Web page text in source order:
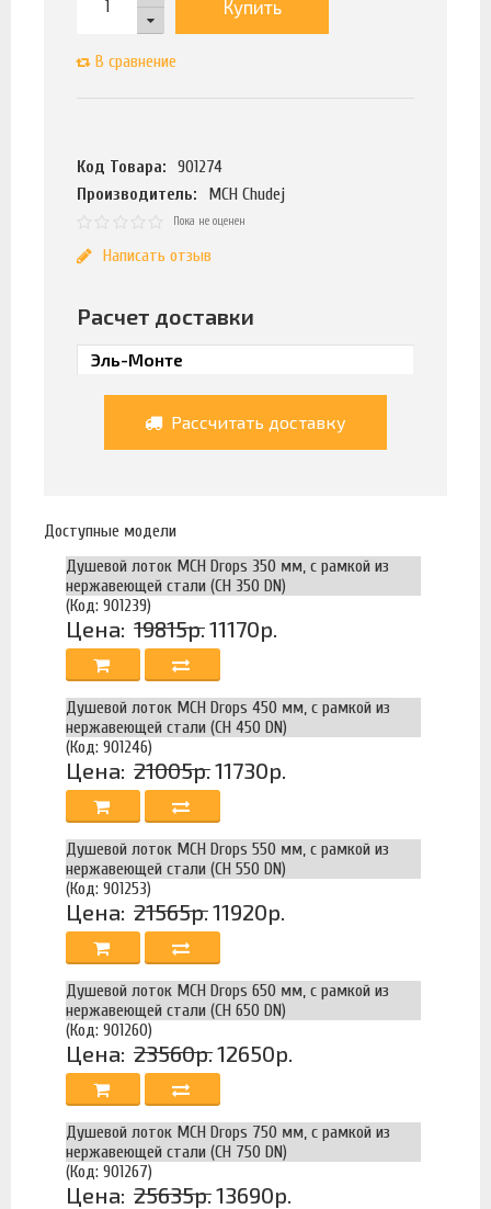
Купить
В сравнение
Код Товара:
901274
Производитель:
MCH Chudej
Пока не оценен
Написать отзыв
Расчет доставки
Рассчитать доставку
Доступные модели
Душевой лоток MCH Drops 350 мм, с рамкой из
нержавеющей стали (CH 350 DN)
(Код: 901239)
Цена: 19815р.11170р.
Душевой лоток MCH Drops 450 мм, с рамкой из
нержавеющей стали (CH 450 DN)
(Код: 901246)
Цена: 21005р.11730р.
Душевой лоток MCH Drops 550 мм, с рамкой из
нержавеющей стали (CH 550 DN)
(Код: 901253)
Цена: 21565р.11920р.
Душевой лоток MCH Drops 650 мм, с рамкой из
нержавеющей стали (CH 650 DN)
(Код: 901260)
Цена: 23560р.12650р.
Душевой лоток MCH Drops 750 мм, с рамкой из
нержавеющей стали (CH 750 DN)
(Код: 901267)
Цена: 25635р.13690р.